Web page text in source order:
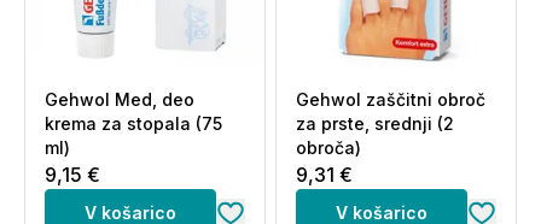
Gehwol Med, deo
krema za stopala (75
ml)
9,15 €
V košarico
Gehwol zaščitni obroč
za prste, srednji (2
obroča)
9,31 €
V košarico